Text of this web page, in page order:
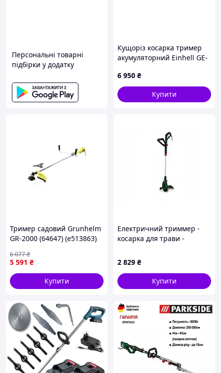
Персональні товарні
підбірки у додатку
Кущоріз косарка тример
акумуляторний Einhell GE-
6 950 ₴
Купити
Тример садовий Grunhelm
GR-2000 (64647) (e513863)
5 591 ₴
6 077₴
Купити
Електричний триммер -
косарка для трави -
потужність 550 Вт
2 829 ₴
Купити